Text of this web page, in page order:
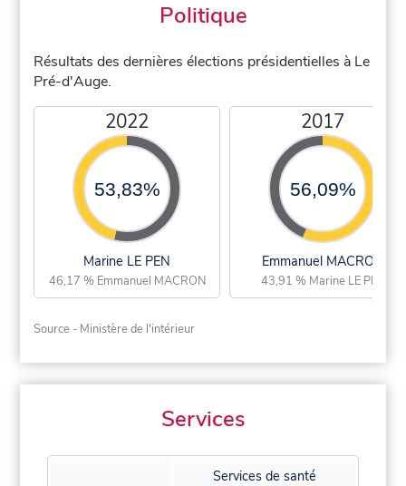
Politique
Résultats des dernières élections présidentielles à Le
Pré-d'Auge.
2022
53,83%
Marine LE PEN
46,17 % Emmanuel MACRON
2017
56,09%
Emmanuel MACRON
43,91 % Marine LE PEN
Source - Ministère de l'intérieur
Services
Services de santé